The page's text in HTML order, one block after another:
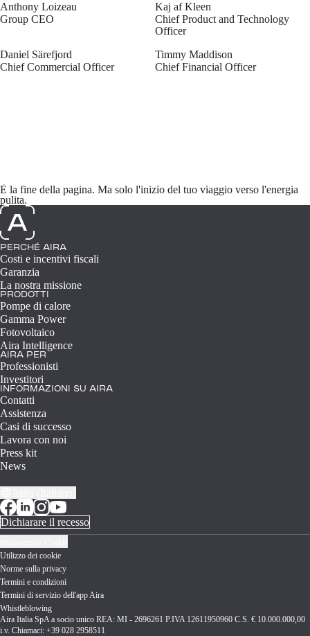
Anthony Loizeau
Group CEO
Kaj af Kleen
Chief Product and Technology
Officer
Daniel Särefjord
Chief Commercial Officer
Timmy Maddison
Chief Financial Officer
È la fine della pagina. Ma solo l'inizio del tuo viaggio verso l'energia
pulita.
PERCHÉ AIRA
Costi e incentivi fiscali
Garanzia
La nostra missione
PRODOTTI
Pompe di calore
Gamma Power
Fotovoltaico
Aira Intelligence
AIRA PER
Professionisti
Investitori
INFORMAZIONI SU AIRA
Contatti
Assistenza
Casi di successo
Lavora con noi
Press kit
News
Dichiarare il recesso
Utilizzo dei cookie
Norme sulla privacy
Termini e condizioni
Termini di servizio dell'app Aira
Whistleblowing
Aira Italia SpA a socio unico REA: MI - 2696261 P.IVA 12611950960 C.S. € 10.000.000,00
i.v. Chiamaci: +39 028 2958511